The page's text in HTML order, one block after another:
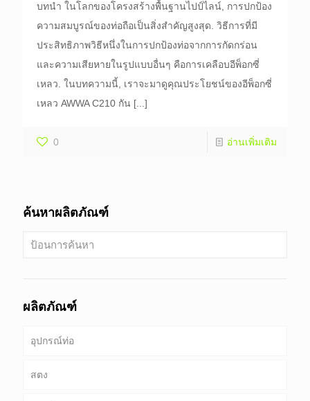
บทนำ ในโลกของโครงสร้างพื้นฐานไปป์ไลน์, การปกป้อง
ความสมบูรณ์ของท่อถือเป็นสิ่งสำคัญสูงสุด. วิธีการที่มี
ประสิทธิภาพวิธีหนึ่งในการปกป้องท่อจากการกัดกร่อน
และความเสียหายในรูปแบบอื่นๆ คือการเคลือบอีพ็อกซี่
เหลว. ในบทความนี้, เราจะมาดูคุณประโยชน์ของอีพ็อกซี่
เหลว AWWA C210 กัน [...]
0 อ่านเพิ่มเติม
ค้นหาผลิตภัณฑ์
ผลิตภัณฑ์
อุปกรณ์ท่อ
สตง